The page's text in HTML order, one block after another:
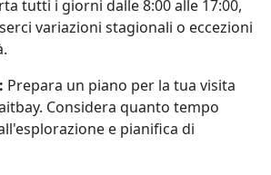
tutti i giorni dalle 8:00 alle 17:00,
variazioni stagionali o eccezioni
Prepara un piano per la tua visita
Considera quanto tempo
e pianifica di